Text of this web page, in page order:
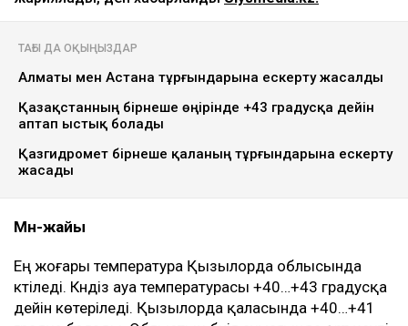
Қазақстанда 10 тамызда 43 градусқа
дейін күн ысиды
Ulysmedia 09.08.2026, 16:14
Ulysmedia.kz ЖИ
Синоптиктер 10 тамызға Қазақстанның бірқатар
өңірінде ауа райына байланысты ескерту
Алматы мен Астана тұрғындарына ескерту жасалды
Қазақстанның бірнеше өңірінде +43 градусқа дейін
аптап ыстық болады